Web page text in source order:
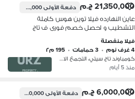
21,350,000 ج.م دفعة الأولى3,100,000 ج.م
عاين النهارده فيلا توين هوس كاملة
التشطيب و احصل خصم فورى ف تاج
سيتي أطلاله خياليه سنترال بارك خصوصيه
كامله بجوار سوان ليك الرحاب بالقرب من
سوديك
فيلا منفصلة
4 غرف نوم
• 3 حمامات • 195 م٢
كومباوند تاج سيتي، التجمع الاول
منذ 5 أيام
6,000,000 ج.م دفعة الأولى1,200,000 ج.م